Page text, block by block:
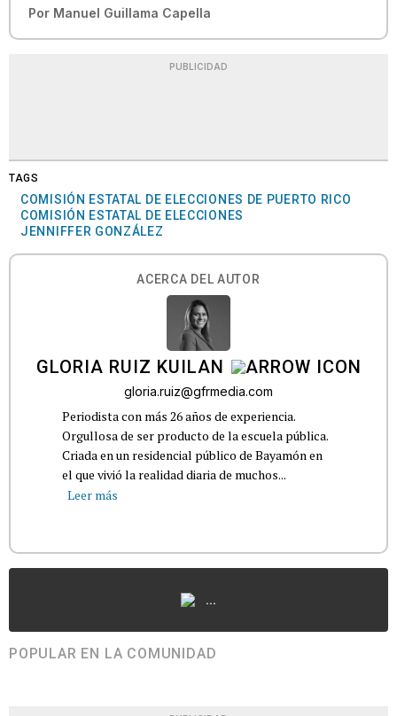
Por Manuel Guillama Capella
PUBLICIDAD
TAGS
COMISIÓN ESTATAL DE ELECCIONES DE PUERTO RICO
COMISIÓN ESTATAL DE ELECCIONES
JENNIFFER GONZÁLEZ
ACERCA DEL AUTOR
GLORIA RUIZ KUILAN
gloria.ruiz@gfrmedia.com
Periodista con más 26 años de experiencia.
Orgullosa de ser producto de la escuela pública.
Criada en un residencial público de Bayamón en
el que vivió la realidad diaria de muchos...
Leer más
...
POPULAR EN LA COMUNIDAD